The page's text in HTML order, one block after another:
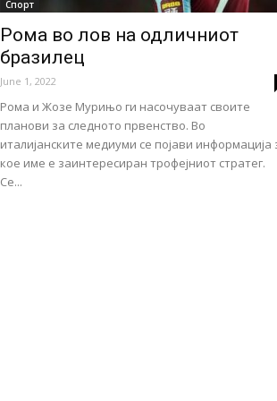
Спорт
Рома во лов на одличниот
бразилец
June 1, 2022
Рома и Жозе Мурињо ги насочуваат своите
планови за следното првенство. Во
италијанските медиуми се појави информација
кое име е заинтересиран трофејниот стратег.
Се...